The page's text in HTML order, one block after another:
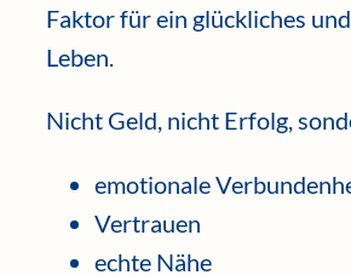
Faktor für ein glückliches
Leben.
Nicht Geld, nicht Erfolg,
emotionale
Vertrauen
echte Nähe